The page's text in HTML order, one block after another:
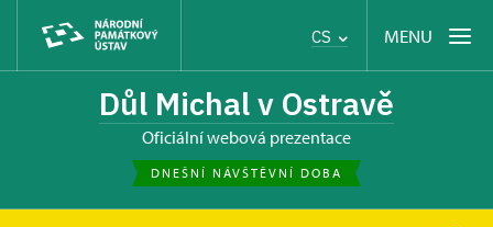
CS MENU
Důl Michal v Ostravě
oficiální webová prezentace
DNEŠNÍ NÁVŠTĚVNÍ DOBA